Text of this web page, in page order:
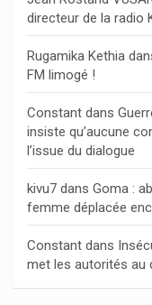
e
r
directeur de la radio
Rugamika Kethia
FM limogé !
Constant dans
insiste qu’aucune
l’issue du dialogue
kivu7 dans Goma :
femme déplacée
Constant dans
met les autorités au